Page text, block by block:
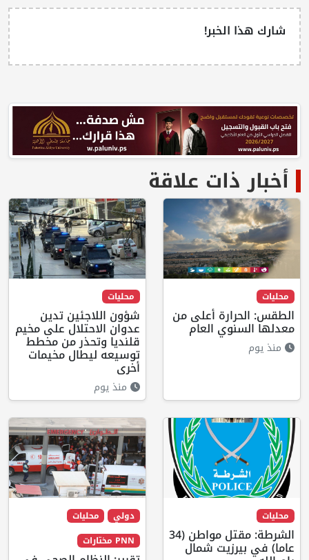
شارك هذا الخبر!
أخبار ذات علاقة
محليات
الطقس: الحرارة أعلى من
معدلها السنوي العام
منذ يوم
محليات
شؤون اللاجئين تدين
عدوان الاحتلال على مخيم
قلنديا وتحذر من مخطط
توسيعه ليطال مخيمات
أخرى
منذ يوم
محليات
الشرطة: مقتل مواطن (34
عاما) في بيرزيت شمال
دولي
محليات
PNN مختارات